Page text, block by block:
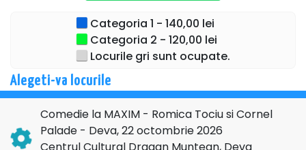
Categoria 1 - 140,00 lei
Categoria 2 - 120,00 lei
Locurile gri sunt ocupate.
Alegeti-va locurile
Comedie la MAXIM - Romica Tociu si Cornel
Palade - Deva, 22 octombrie 2026